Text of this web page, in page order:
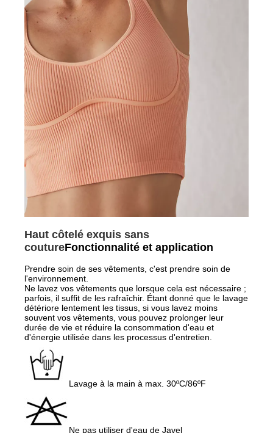
Haut côtelé exquis sans
coutureFonctionnalité et application
Prendre soin de ses vêtements, c'est prendre soin de
l'environnement.
Ne lavez vos vêtements que lorsque cela est nécessaire ;
parfois, il suffit de les rafraîchir. Étant donné que le lavage
détériore lentement les tissus, si vous lavez moins
souvent vos vêtements, vous pouvez prolonger leur
durée de vie et réduire la consommation d'eau et
d'énergie utilisée dans les processus d'entretien.
Lavage à la main à max. 30ºC/86ºF
Ne pas utiliser d'eau de Javel